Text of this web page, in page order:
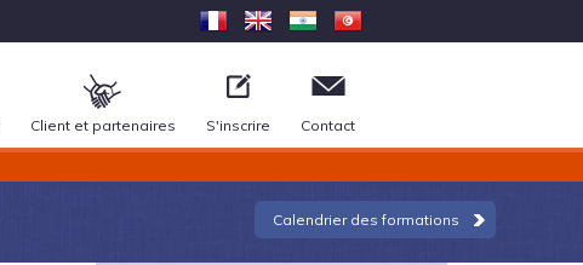
Client et partenaires S'inscrire Contact
Calendrier des formations